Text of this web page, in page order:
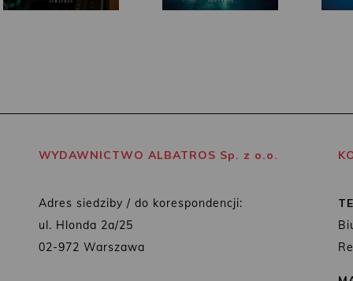
WYDAWNICTWO ALBATROS Sp. z o.o.
Adres siedziby / do korespondencji:
ul. Hlonda 2a/25
02-972 Warszawa